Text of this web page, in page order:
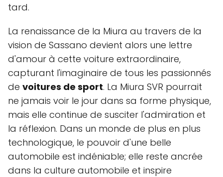
tard.
La renaissance de la Miura au travers de la
vision de Sassano devient alors une lettre
d'amour à cette voiture extraordinaire,
capturant l'imaginaire de tous les passionnés
de voitures de sport. La Miura SVR pourrait
ne jamais voir le jour dans sa forme physique,
mais elle continue de susciter l'admiration et
la réflexion. Dans un monde de plus en plus
technologique, le pouvoir d'une belle
automobile est indéniable; elle reste ancrée
dans la culture automobile et inspire